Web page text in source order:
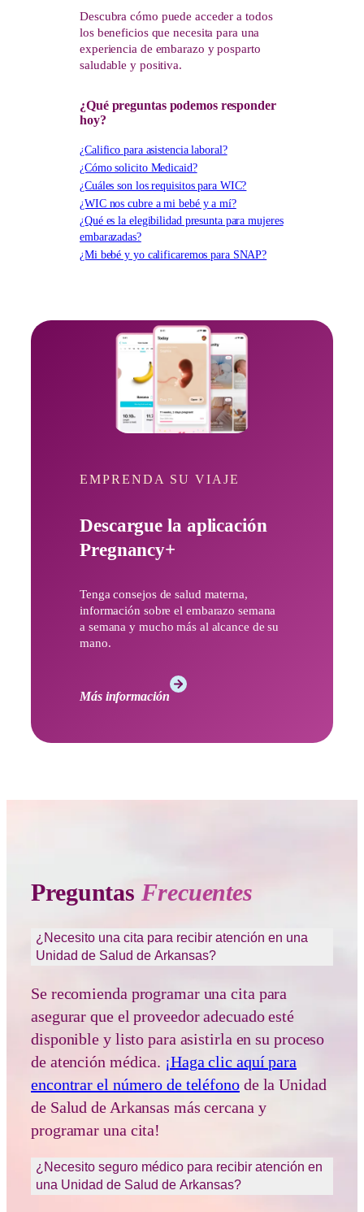
Descubra cómo puede acceder a todos
los beneficios que necesita para una
experiencia de embarazo y posparto
saludable y positiva.
¿Qué preguntas podemos responder
hoy?
¿Califico para asistencia laboral?
¿Cómo solicito Medicaid?
¿Cuáles son los requisitos para WIC?
¿WIC nos cubre a mi bebé y a mí?
¿Qué es la elegibilidad presunta para mujeres
embarazadas?
¿Mi bebé y yo calificaremos para SNAP?
EMPRENDA SU VIAJE
Descargue la aplicación
Pregnancy+
Tenga consejos de salud materna,
información sobre el embarazo semana
a semana y mucho más al alcance de su
mano.
Más información
Preguntas Frecuentes
¿Necesito una cita para recibir atención en una
Unidad de Salud de Arkansas?
Se recomienda programar una cita para
asegurar que el proveedor adecuado esté
disponible y listo para asistirla en su proceso
de atención médica. ¡Haga clic aquí para
encontrar el número de teléfonode la Unidad
de Salud de Arkansas más cercana y
programar una cita!
¿Necesito seguro médico para recibir atención en
una Unidad de Salud de Arkansas?